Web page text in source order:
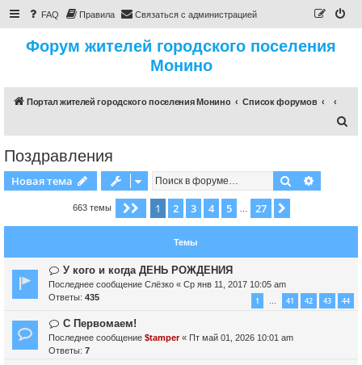
FAQ Правила Связаться с администрацией
Форум жителей городского поселения
Монино
Портал жителей городского поселения Монино
Список форумов
Поздравления
Новая тема Поиск
663 темы Страница из 27
1 2 3 4 5 27
Темы
У кого и когда ДЕНЬ РОЖДЕНИЯ
Последнее сообщение Слёзко « Ср янв 11, 2017 10:05 am
Ответы: 435 1 … 41 42 43 44
С Первомаем!
Последнее сообщение $tamper« Пт май 01, 2026 10:01 am
Ответы: 7